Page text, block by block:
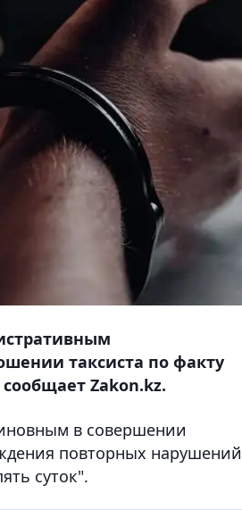
таксиста по факту
Zakon.kz.
в совершении
повторных нарушений
суток".